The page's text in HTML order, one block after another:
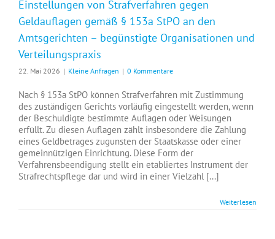
Einstellungen von Strafverfahren gegen
Geldauflagen gemäß § 153a StPO an den
Amtsgerichten – begünstigte Organisationen und
Verteilungspraxis
22. Mai 2026 | Kleine Anfragen | 0 Kommentare
Nach § 153a StPO können Strafverfahren mit Zustimmung
des zuständigen Gerichts vorläufig eingestellt werden, wenn
der Beschuldigte bestimmte Auflagen oder Weisungen
erfüllt. Zu diesen Auflagen zählt insbesondere die Zahlung
eines Geldbetrages zugunsten der Staatskasse oder einer
gemeinnützigen Einrichtung. Diese Form der
Verfahrensbeendigung stellt ein etabliertes Instrument der
Strafrechtspflege dar und wird in einer Vielzahl [...]
Weiterlesen